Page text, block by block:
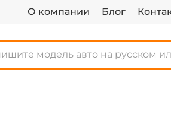
О компании Блог